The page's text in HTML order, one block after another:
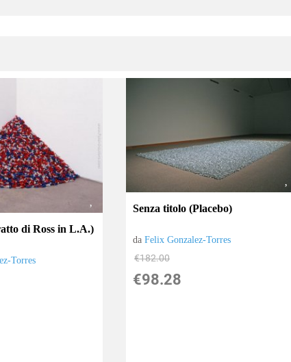
di Ross in L.A.)
Torres
Senza titolo (Placebo)
daFelix Gonzalez-Torres
€182.00
€98.28